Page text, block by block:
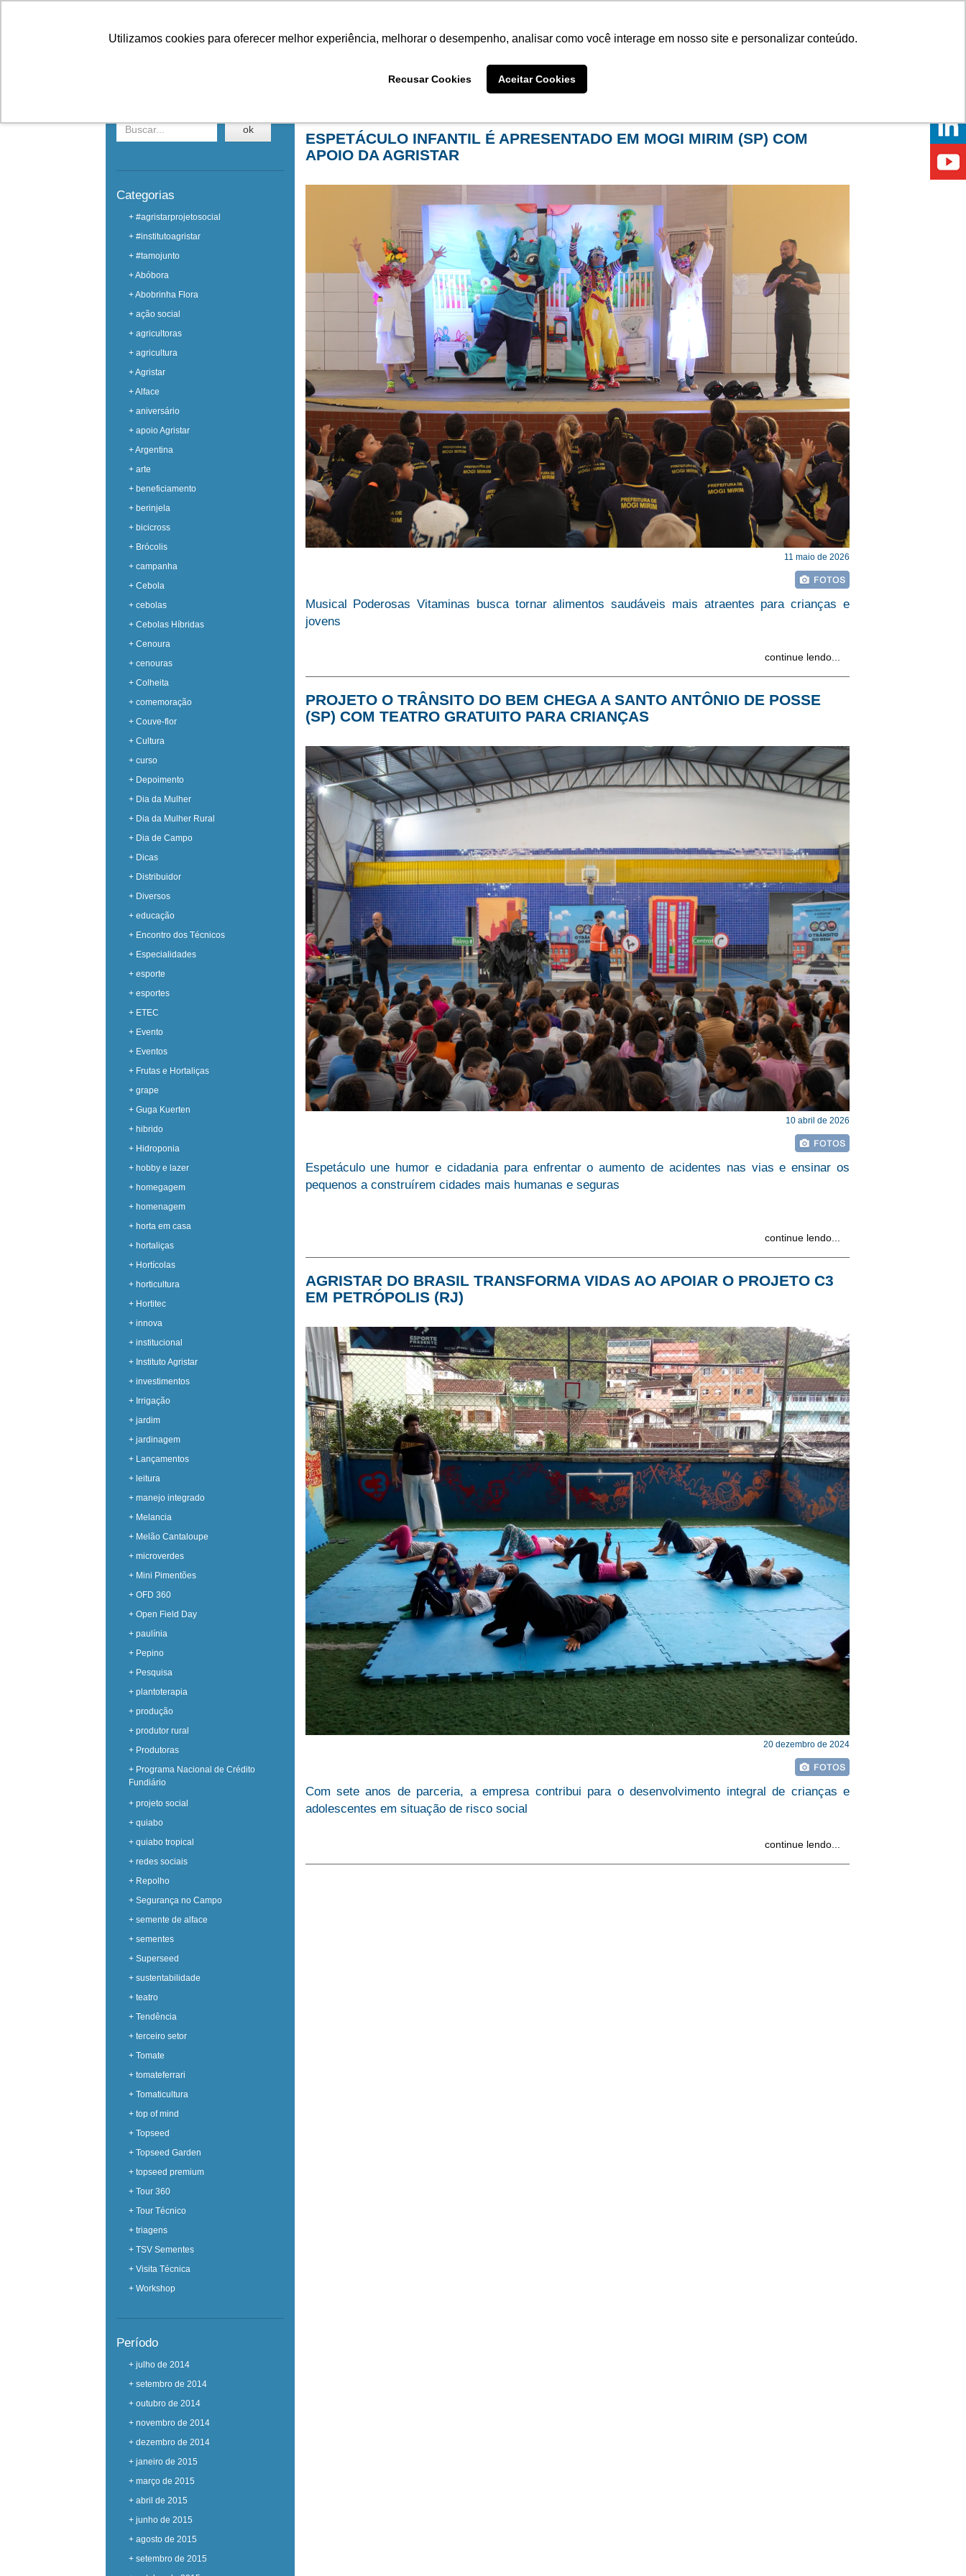
Utilizamos cookies para oferecer melhor experiência, melhorar o desempenho, analisar como você interage em nosso site e personalizar conteúdo.
Recusar Cookies Aceitar Cookies
ok
Categorias
+ #agristarprojetosocial
+ #institutoagristar
+ #tamojunto
+ Abóbora
+ Abobrinha Flora
+ ação social
+ agricultoras
+ agricultura
+ Agristar
+ Alface
+ aniversário
+ apoio Agristar
+ Argentina
+ arte
+ beneficiamento
+ berinjela
+ bicicross
+ Brócolis
+ campanha
+ Cebola
+ cebolas
+ Cebolas Híbridas
+ Cenoura
+ cenouras
+ Colheita
+ comemoração
+ Couve-flor
+ Cultura
+ curso
+ Depoimento
+ Dia da Mulher
+ Dia da Mulher Rural
+ Dia de Campo
+ Dicas
+ Distribuidor
+ Diversos
+ educação
+ Encontro dos Técnicos
+ Especialidades
+ esporte
+ esportes
+ ETEC
+ Evento
+ Eventos
+ Frutas e Hortaliças
+ grape
+ Guga Kuerten
+ hibrido
+ Hidroponia
+ hobby e lazer
+ homegagem
+ homenagem
+ horta em casa
+ hortaliças
+ Hortícolas
+ horticultura
+ Hortitec
+ innova
+ institucional
+ Instituto Agristar
+ investimentos
+ Irrigação
+ jardim
+ jardinagem
+ Lançamentos
+ leitura
+ manejo integrado
+ Melancia
+ Melão Cantaloupe
+ microverdes
+ Mini Pimentões
+ OFD 360
+ Open Field Day
+ paulínia
+ Pepino
+ Pesquisa
+ plantoterapia
+ produção
+ produtor rural
+ Produtoras
+ Programa Nacional de Crédito
Fundiário
+ projeto social
+ quiabo
+ quiabo tropical
+ redes sociais
+ Repolho
+ Segurança no Campo
+ semente de alface
+ sementes
+ Superseed
+ sustentabilidade
+ teatro
+ Tendência
+ terceiro setor
+ Tomate
+ tomateferrari
+ Tomaticultura
+ top of mind
+ Topseed
+ Topseed Garden
+ topseed premium
+ Tour 360
+ Tour Técnico
+ triagens
+ TSV Sementes
+ Visita Técnica
+ Workshop
Período
+ julho de 2014
+ setembro de 2014
+ outubro de 2014
+ novembro de 2014
+ dezembro de 2014
+ janeiro de 2015
+ março de 2015
+ abril de 2015
+ junho de 2015
+ agosto de 2015
+ setembro de 2015
ESPETÁCULO INFANTIL É APRESENTADO EM MOGI MIRIM (SP) COM
APOIO DA AGRISTAR
11 maio de 2026
Musical Poderosas Vitaminas busca tornar alimentos saudáveis mais atraentes para crianças e
jovens
continue lendo...
PROJETO O TRÂNSITO DO BEM CHEGA A SANTO ANTÔNIO DE POSSE
(SP) COM TEATRO GRATUITO PARA CRIANÇAS
10 abril de 2026
Espetáculo une humor e cidadania para enfrentar o aumento de acidentes nas vias e ensinar os
pequenos a construírem cidades mais humanas e seguras
continue lendo...
AGRISTAR DO BRASIL TRANSFORMA VIDAS AO APOIAR O PROJETO C3
EM PETRÓPOLIS (RJ)
20 dezembro de 2024
Com sete anos de parceria, a empresa contribui para o desenvolvimento integral de crianças e
adolescentes em situação de risco social
continue lendo...